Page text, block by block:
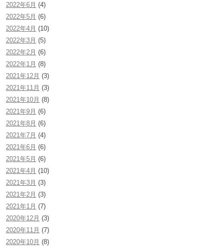
2022年6月 (4)
2022年5月 (6)
2022年4月 (10)
2022年3月 (5)
2022年2月 (6)
2022年1月 (8)
2021年12月 (3)
2021年11月 (3)
2021年10月 (8)
2021年9月 (6)
2021年8月 (6)
2021年7月 (4)
2021年6月 (6)
2021年5月 (6)
2021年4月 (10)
2021年3月 (3)
2021年2月 (3)
2021年1月 (7)
2020年12月 (3)
2020年11月 (7)
2020年10月 (8)